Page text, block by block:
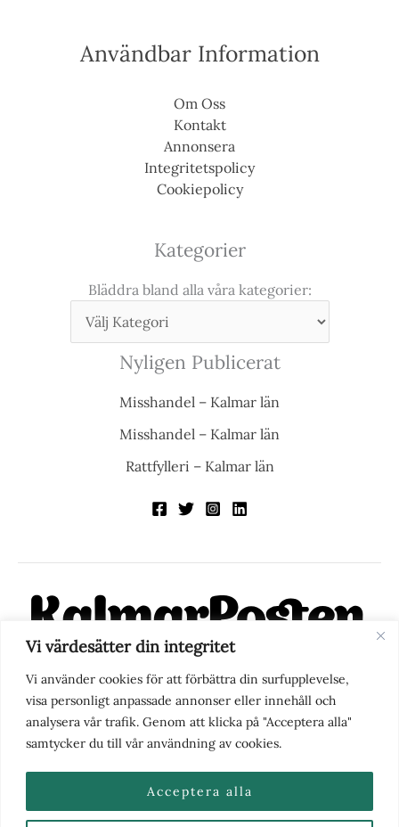
Vi värdesätter din integritet
Vi använder cookies för att förbättra din surfupplevelse,
visa personligt anpassade annonser eller innehåll och
analysera vår trafik. Genom att klicka på "Acceptera alla"
samtycker du till vår användning av cookies.
Acceptera alla
Användbar Information
Om Oss
Kontakt
Annonsera
Integritetspolicy
Cookiepolicy
Kategorier
Bläddra bland alla våra kategorier:
Nyligen Publicerat
Misshandel – Kalmar län
Misshandel – Kalmar län
Rattfylleri – Kalmar län
KalmarPosten är en modern lokalnyhetstidning på nätet. Med
fokus på Kalmarregionen, men också med blick för det större
perspektivet, vill vi vara din självklara kanal för nyheter,
berättelser och engagemang. KalmarPosten grundades 1988 och
fick nya ägare 2025.